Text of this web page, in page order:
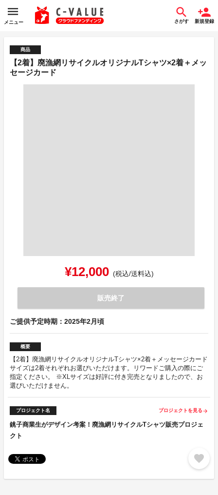
メニュー さがす 新規登録
商品
【2着】廃漁網リサイクルオリジナルTシャツ×2着＋メッ
セージカード
¥12,000 (税込/送料込)
販売終了
ご提供予定時期：2025年2月頃
概要
【2着】廃漁網リサイクルオリジナルTシャツ×2着＋メッセージカード
サイズは2着それぞれお選びいただけます。リワードご購入の際にご
指定ください。 ※XLサイズは好評に付き完売となりましたので、お
選びいただけません。
プロジェクト名 プロジェクトを見る arrow_forward
銚子商業生がデザイン考案！廃漁網リサイクルTシャツ販売プロジェ
クト
favorite